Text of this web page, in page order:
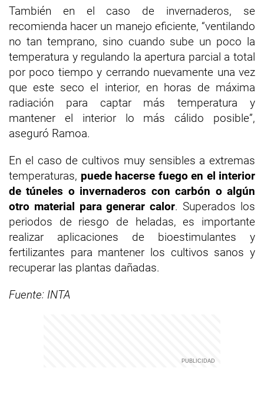
También en el caso de invernaderos, se
recomienda hacer un manejo eficiente, “ventilando
no tan temprano, sino cuando sube un poco la
temperatura y regulando la apertura parcial a total
por poco tiempo y cerrando nuevamente una vez
que este seco el interior, en horas de máxima
radiación para captar más temperatura y
mantener el interior lo más cálido posible”,
aseguró Ramoa.
En el caso de cultivos muy sensibles a extremas
temperaturas, puede hacerse fuego en el interior
de túneles o invernaderos con carbón o algún
otro material para generar calor. Superados los
periodos de riesgo de heladas, es importante
realizar aplicaciones de bioestimulantes y
fertilizantes para mantener los cultivos sanos y
recuperar las plantas dañadas.
Fuente: INTA